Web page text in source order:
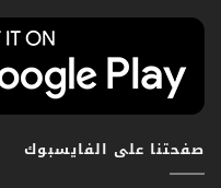
صفحتنا على الفايسبوك